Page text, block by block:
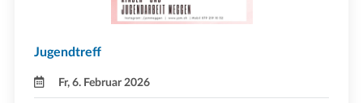
Jugendtreff
Fr, 6. Februar 2026